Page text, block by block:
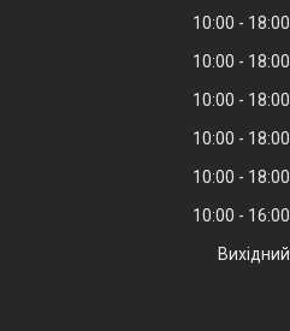
10:00
18:00
10:00
18:00
10:00
18:00
10:00
18:00
10:00
18:00
10:00
16:00
Вихідний